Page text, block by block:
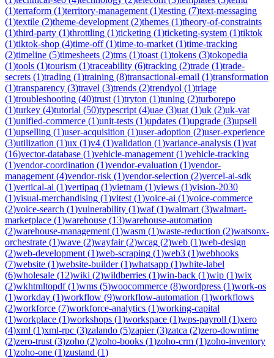
(1)terraform (1)territory-management (1)testing (7)text-messaging
(1)textile (2)theme-development (2)themes (1)theory-of-constraints
(1)third-party (1)throttling (1)ticketing (1)ticketing-system (1)tiktok
(1)tiktok-shop (4)time-off(1)time-to-market (1)time-tracking
(2)timeline (5)timesheets (2)tms (1)toast (1)tokens (3)tokopedia
(1)tools (1)tourism (1)traceability (6)tracking (2)trade (1)trade-
secrets (1)trading (1)training (8)transactional-email (1)transformation
(1)transparency (3)travel (3)trends (2)trendyol (1)triage
(1)troubleshooting (40)trust (1)tryton (1)tuning (2)turborepo
(1)turkey (4)tutorial (50)typescript (4)uae (3)uat (1)uk (2)uk-vat
(1)unified-commerce (1)unit-tests (1)updates (1)upgrade (3)upsell
(1)upselling (1)user-acquisition (1)user-adoption (2)user-experience
(3)utilization (1)ux (1)v4 (1)validation (1)variance-analysis (1)vat
(16)vector-database (1)vehicle-management (1)vehicle-tracking
(1)vendor-coordination (1)vendor-evaluation (1)vendor-
management (4)vendor-risk (1)vendor-selection (2)vercel-ai-sdk
(1)vertical-ai (1)vertipaq (1)vietnam (1)views (1)vision-2030
(1)visual-merchandising (1)vitest (1)voice-ai (1)voice-commerce
(2)voice-search (1)vulnerability (1)waf(1)walmart (3)walmart-
marketplace (1)warehouse (13)warehouse-automation
(2)warehouse-management (1)wasm (1)waste-reduction (2)watsonx-
orchestrate (1)wave (2)wayfair(2)wcag (2)web (1)web-design
(2)web-development (1)web-scraping (1)web3 (1)webhooks
(7)website (1)website-builder(1)whatsapp (1)white-label
(6)wholesale (12)wiki (2)wildberries (1)win-back (1)wip (1)wix
(2)wkhtmltopdf(1)wms (5)woocommerce (8)wordpress (1)work-os
(1)workday (1)workflow (9)workflow-automation (1)workflows
(2)workforce (7)workforce-analytics (1)working-capital
(1)workplace (1)workshops (1)workspace (1)wps-payroll (1)xero
(4)xml (1)xml-rpc (3)zalando (5)zapier(3)zatca (2)zero-downtime
(2)zero-trust (3)zoho (2)zoho-books (1)zoho-crm (1)zoho-inventory
(1)zoho-one (1)zustand (1)